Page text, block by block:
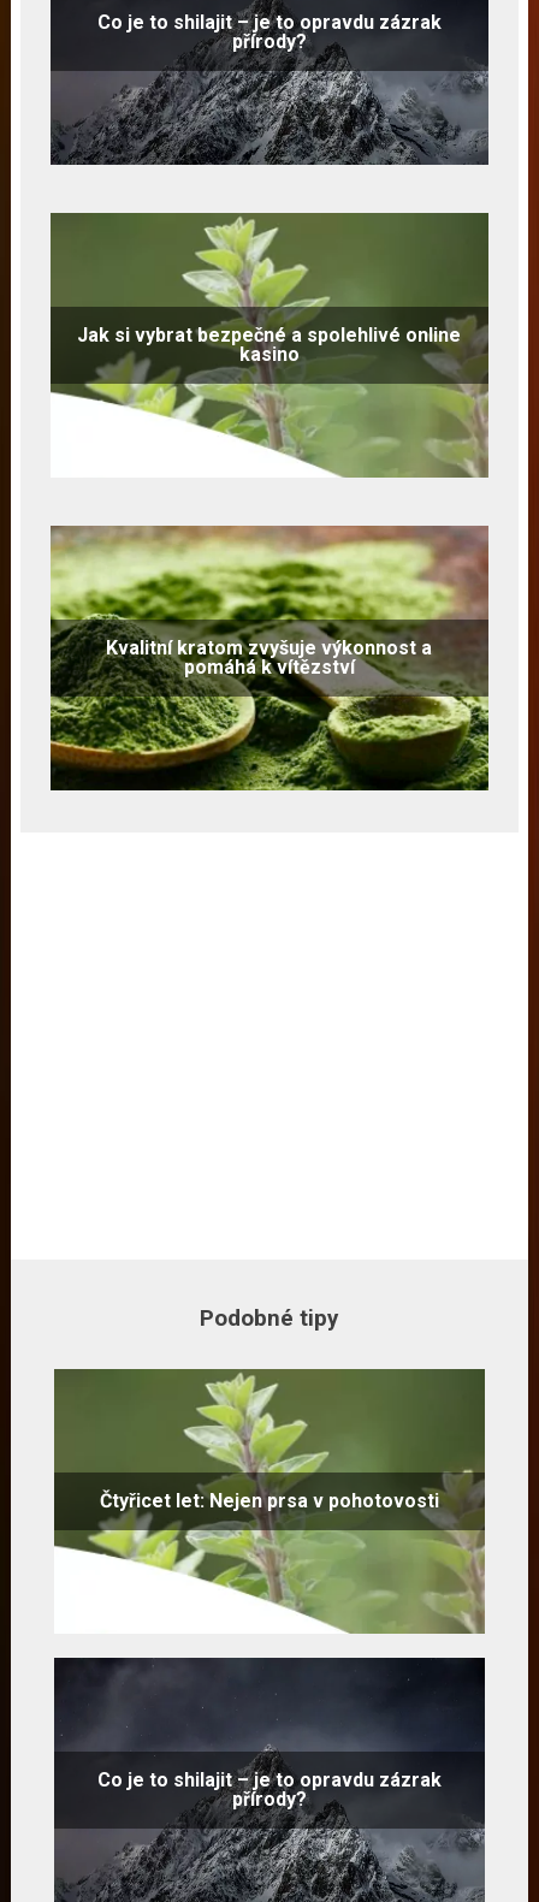
Co je to shilajit – je to opravdu zázrak
přírody?
Jak si vybrat bezpečné a spolehlivé online
kasino
Kvalitní kratom zvyšuje výkonnost a
pomáhá k vítězství
Podobné tipy
Čtyřicet let: Nejen prsa v pohotovosti
Co je to shilajit – je to opravdu zázrak
přírody?